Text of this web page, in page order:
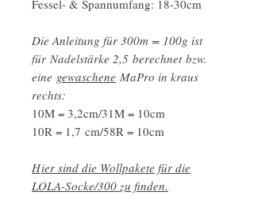
Fessel- & Spannumfang: 18-30cm
Die Anleitung für 300m = 100g ist
für Nadelstärke 2,5 berechnet bzw.
eine gewaschene MaPro in kraus
rechts:
10M = 3,2cm/31M = 10cm
10R = 1,7 cm/58R = 10cm
Hier sind die Wollpakete für die
LOLA-Socke/300 zu finden.